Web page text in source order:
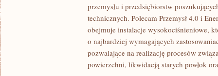
przemysłu i przedsiębiorstw
technicznych. Polecam Przemysł 4.0 i
obejmuje instalacje wysokociśnieniowe,
o najbardziej wymagających
pozwalające na realizację procesów
powierzchni, likwidacją starych powłok